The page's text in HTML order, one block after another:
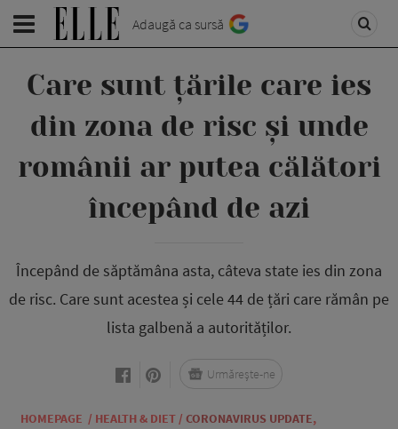
Adaugă ca sursă
Care sunt țările care ies
din zona de risc și unde
românii ar putea călători
începând de azi
Începând de săptămâna asta, câteva state ies din zona
de risc. Care sunt acestea și cele 44 de țări care rămân pe
lista galbenă a autorităților.
HOMEPAGE / HEALTH & DIET / CORONAVIRUS UPDATE,
Urmărește-ne